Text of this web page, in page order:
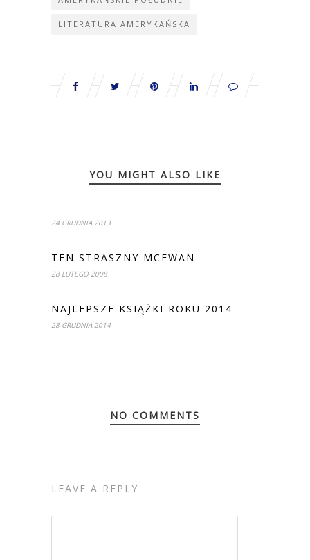
LITERATURA AMERYKAŃSKA
YOU MIGHT ALSO LIKE
24 GRUDNIA 2013
TEN STRASZNY MCEWAN
28 LUTEGO 2008
NAJLEPSZE KSIĄŻKI ROKU 2014
28 GRUDNIA 2014
NO COMMENTS
LEAVE A REPLY